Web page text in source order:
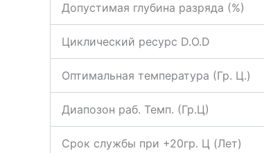
Допустимая глубина разряда (%)
Циклический ресурс D.O.D
Оптимальная температура (Гр. Ц.)
Диапозон раб. Темп. (Гр.Ц)
Срок службы при +20гр. Ц (Лет)